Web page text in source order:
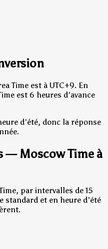
Time est à UTC+9. En
est 6 heures d'avance
d'été, donc la réponse
— Moscow Time à
par intervalles de 15
standard et en heure d'été